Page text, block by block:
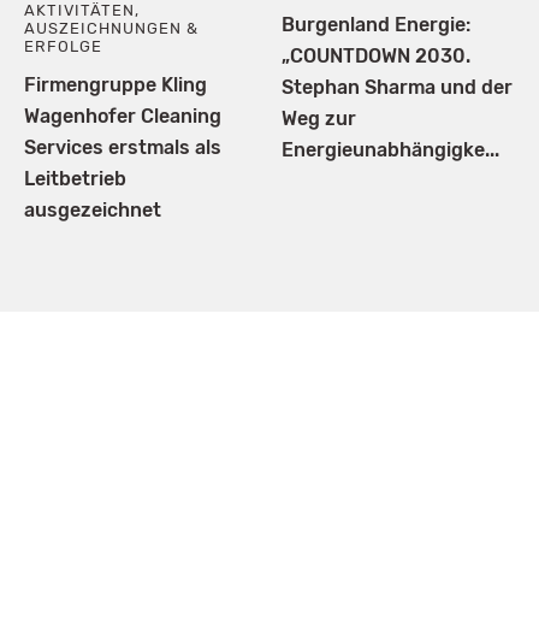
AKTIVITÄTEN,
AUSZEICHNUNGEN &
ERFOLGE
Firmengruppe Kling
Wagenhofer Cleaning
Services erstmals als
Leitbetrieb
ausgezeichnet
Burgenland Energie:
„COUNTDOWN 2030.
Stephan Sharma und der
Weg zur
Energieunabhängigke...